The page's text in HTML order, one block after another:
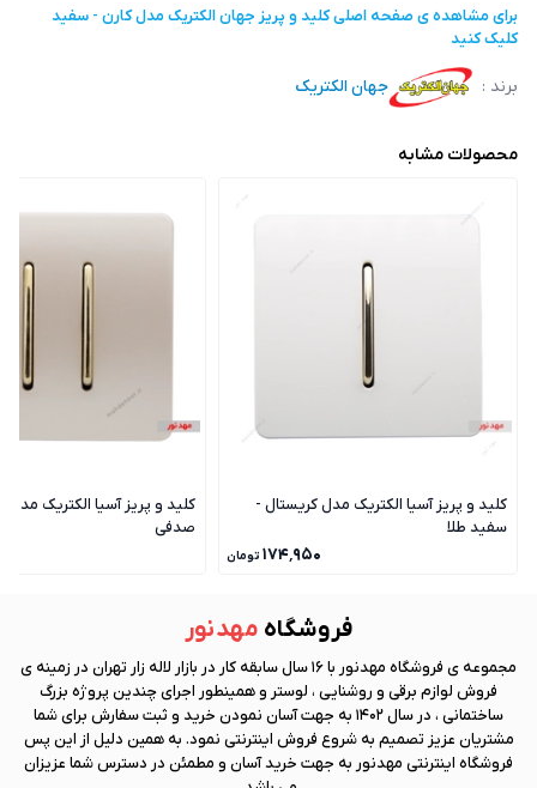
برای مشاهده ی صفحه اصلیکلید و پریز جهان الکتریک مدل کارن - سفید
کلیک کنید
برند : جهان الکتریک
محصولات مشابه
کلید و پریز آسیا الکتریک مدل کریستال -
سفید طلا
۱۷۴٬۹۵۰ تومان
کلید و پریز آسیا الکتریک مدل
صدفی
فروشگاه مهد نور
مجموعه ی فروشگاه مهد نور
با 16 سال سابقه کار در بازار لاله زار تهران در زمینه ی
فروش لوازم برقی و روشنایی ، لوستر و همینطور اجرای چندین پروژه بزرگ
ساختمانی ، در سال 1402 به جهت آسان نمودن خرید و ثبت سفارش برای شما
مشتریان عزیز تصمیم به شروع فروش اینترنتی نمود. به همین دلیل از این پس
فروشگاه اینترنتی مهد نور به جهت خرید آسان و مطمئن در دسترس شما عزیزان